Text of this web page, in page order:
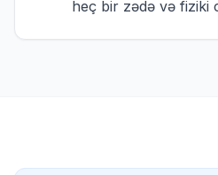
heç bir zədə və fiziki